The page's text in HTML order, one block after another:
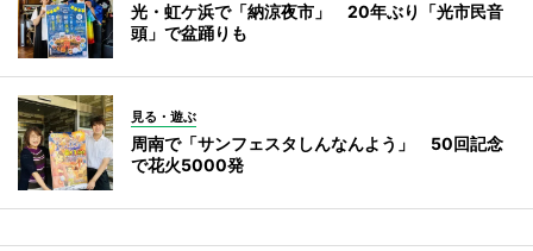
光・虹ケ浜で「納涼夜市」 20年ぶり「光市民音
頭」で盆踊りも
見る・遊ぶ
周南で「サンフェスタしんなんよう」 50回記念
で花火5000発